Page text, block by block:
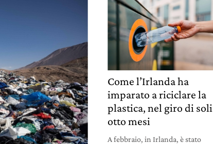
Come l’Irlanda ha
imparato a riciclare la
plastica, nel giro di soli
otto mesi
A febbraio, in Irlanda, è stato